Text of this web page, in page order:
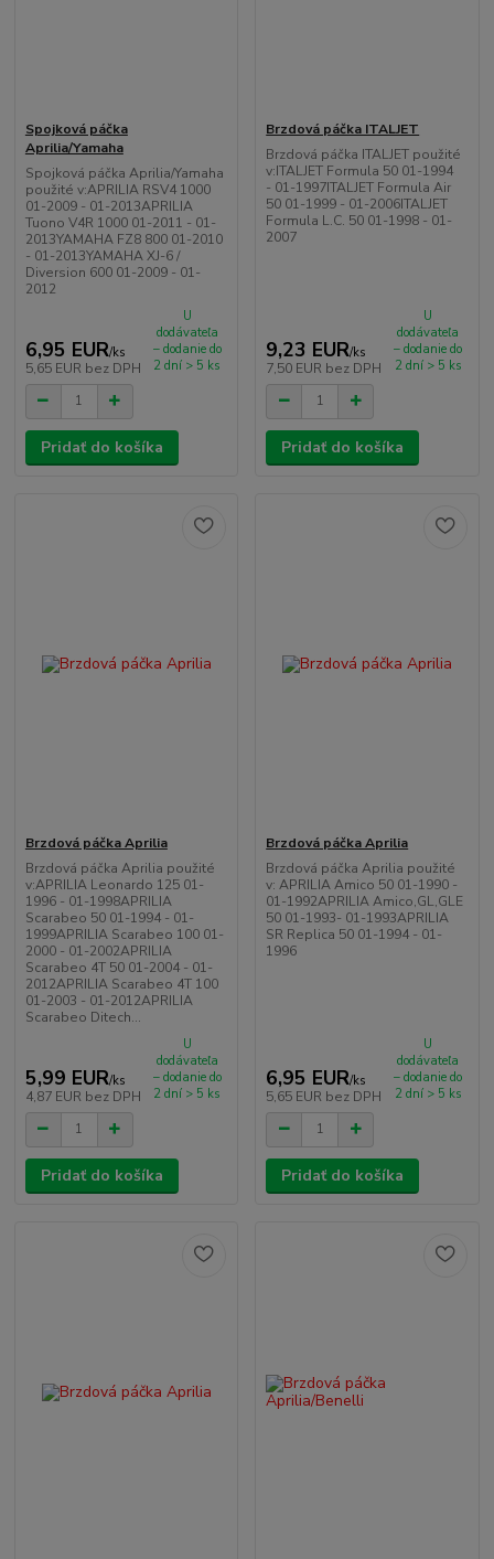
Spojková páčka
Aprilia/Yamaha
Spojková páčka Aprilia/Yamaha
použité v:APRILIA RSV4 1000
01-2009 - 01-2013APRILIA
Tuono V4R 1000 01-2011 - 01-
2013YAMAHA FZ8 800 01-2010
- 01-2013YAMAHA XJ-6 /
Diversion 600 01-2009 - 01-
2012
6,95 EUR/ks
5,65 EUR bez DPH
U
dodávateľa
– dodanie do
2 dní > 5 ks
Pridať do košíka
Brzdová páčka ITALJET
Brzdová páčka ITALJET použité
v:ITALJET Formula 50 01-1994
- 01-1997ITALJET Formula Air
50 01-1999 - 01-2006ITALJET
Formula L.C. 50 01-1998 - 01-
2007
9,23 EUR/ks
7,50 EUR bez DPH
U
dodávateľa
– dodanie do
2 dní > 5 ks
Pridať do košíka
Brzdová páčka Aprilia
Brzdová páčka Aprilia použité
v:APRILIA Leonardo 125 01-
1996 - 01-1998APRILIA
Scarabeo 50 01-1994 - 01-
1999APRILIA Scarabeo 100 01-
2000 - 01-2002APRILIA
Scarabeo 4T 50 01-2004 - 01-
2012APRILIA Scarabeo 4T 100
01-2003 - 01-2012APRILIA
Scarabeo Ditech...
5,99 EUR/ks
4,87 EUR bez DPH
U
dodávateľa
– dodanie do
2 dní > 5 ks
Pridať do košíka
Brzdová páčka Aprilia
Brzdová páčka Aprilia použité
v: APRILIA Amico 50 01-1990 -
01-1992APRILIA Amico,GL,GLE
50 01-1993- 01-1993APRILIA
SR Replica 50 01-1994 - 01-
1996
6,95 EUR/ks
5,65 EUR bez DPH
U
dodávateľa
– dodanie do
2 dní > 5 ks
Pridať do košíka